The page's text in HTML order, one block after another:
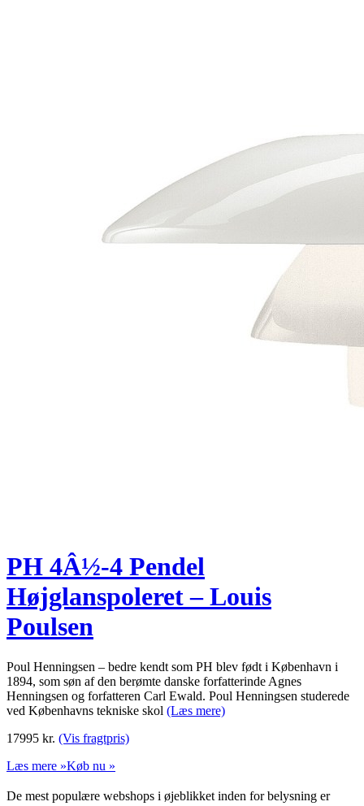
PH 4Â½-4 Pendel
Højglanspoleret – Louis
Poulsen
Poul Henningsen – bedre kendt som PH blev født i København i
1894, som søn af den berømte danske forfatterinde Agnes
Henningsen og forfatteren Carl Ewald. Poul Henningsen studerede
ved Københavns tekniske skol (Læs mere)
17995 kr. (Vis fragtpris)
Læs mere »Køb nu »
De mest populære webshops i øjeblikket inden for belysning er